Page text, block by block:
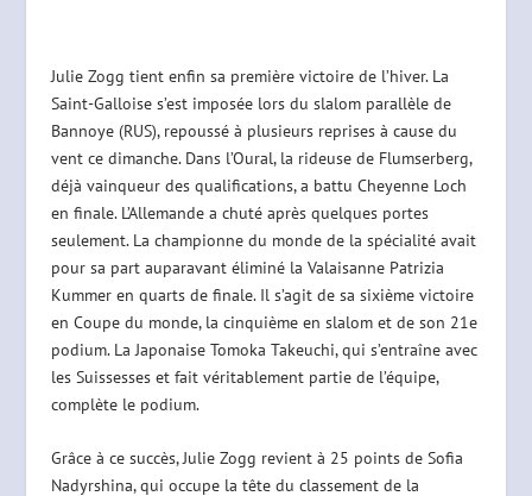
Julie Zogg tient enfin sa première victoire de l’hiver. La
Saint-Galloise s’est imposée lors du slalom parallèle de
Bannoye (RUS), repoussé à plusieurs reprises à cause du
vent ce dimanche. Dans l’Oural, la rideuse de Flumserberg,
déjà vainqueur des qualifications, a battu Cheyenne Loch
en finale. L’Allemande a chuté après quelques portes
seulement. La championne du monde de la spécialité avait
pour sa part auparavant éliminé la Valaisanne Patrizia
Kummer en quarts de finale. Il s’agit de sa sixième victoire
en Coupe du monde, la cinquième en slalom et de son 21e
podium. La Japonaise Tomoka Takeuchi, qui s’entraîne avec
les Suissesses et fait véritablement partie de l’équipe,
complète le podium.
Grâce à ce succès, Julie Zogg revient à 25 points de Sofia
Nadyrshina, qui occupe la tête du classement de la